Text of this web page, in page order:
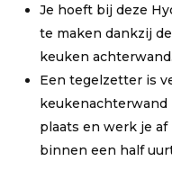
Je hoeft bij deze
te maken dankzij
keuken achterwand.
Een tegelzetter is
keukenachterwand
plaats en werk je
binnen een half